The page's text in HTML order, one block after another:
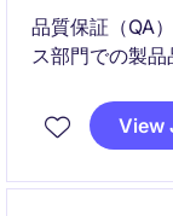
品質保証（QA
ス部門での製
ロセスの最適
だきます。
View